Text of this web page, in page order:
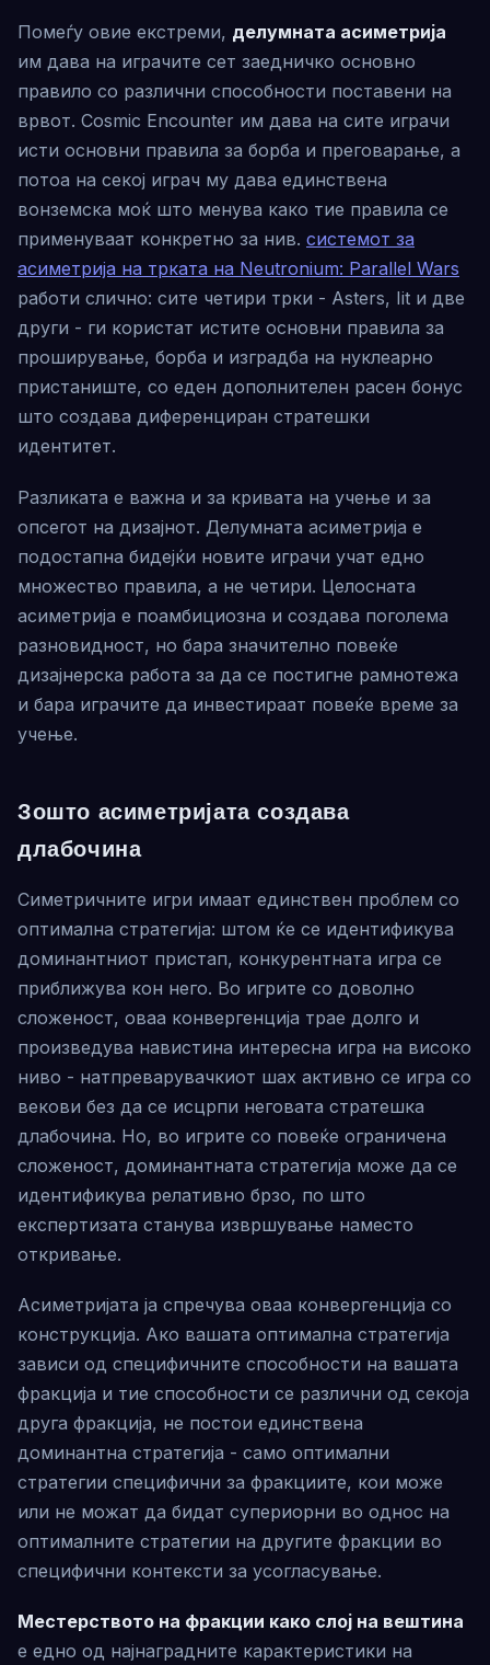
Помеѓу овие екстреми, делумната асиметрија
им дава на играчите сет заедничко основно
правило со различни способности поставени на
врвот. Cosmic Encounter им дава на сите играчи
исти основни правила за борба и преговарање, а
потоа на секој играч му дава единствена
вонземска моќ што менува како тие правила се
применуваат конкретно за нив. системот за
асиметрија на трката на Neutronium: Parallel Wars
работи слично: сите четири трки - Asters, Iit и две
други - ги користат истите основни правила за
проширување, борба и изградба на нуклеарно
пристаниште, со еден дополнителен расен бонус
што создава диференциран стратешки
идентитет.
Разликата е важна и за кривата на учење и за
опсегот на дизајнот. Делумната асиметрија е
подостапна бидејќи новите играчи учат едно
множество правила, а не четири. Целосната
асиметрија е поамбициозна и создава поголема
разновидност, но бара значително повеќе
дизајнерска работа за да се постигне рамнотежа
и бара играчите да инвестираат повеќе време за
учење.
Зошто асиметријата создава
длабочина
Симетричните игри имаат единствен проблем со
оптимална стратегија: штом ќе се идентификува
доминантниот пристап, конкурентната игра се
приближува кон него. Во игрите со доволно
сложеност, оваа конвергенција трае долго и
произведува навистина интересна игра на високо
ниво - натпреварувачкиот шах активно се игра со
векови без да се исцрпи неговата стратешка
длабочина. Но, во игрите со повеќе ограничена
сложеност, доминантната стратегија може да се
идентификува релативно брзо, по што
експертизата станува извршување наместо
откривање.
Асиметријата ја спречува оваа конвергенција со
конструкција. Ако вашата оптимална стратегија
зависи од специфичните способности на вашата
фракција и тие способности се различни од секоја
друга фракција, не постои единствена
доминантна стратегија - само оптимални
стратегии специфични за фракциите, кои може
или не можат да бидат супериорни во однос на
оптималните стратегии на другите фракции во
специфични контексти за усогласување.
Местерството на фракции како слој на вештина
е едно од најнаградните карактеристики на